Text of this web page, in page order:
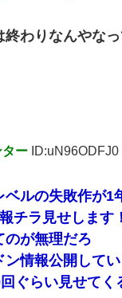
終わりなんやな
ー ID:uN96ODFJ0
ベルの失敗作が1
チラ見せします
のが無理だろ
ン情報公開して
ぐらい見せてく